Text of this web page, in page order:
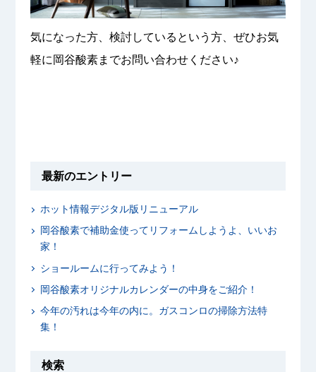
気になった方、検討しているという方、ぜひお気
軽に岡谷酸素までお問い合わせください♪
最新のエントリー
ホット情報デジタル版リニューアル
岡谷酸素で補助金使ってリフォームしようよ、いいお
家！
ショールームに行ってみよう！
岡谷酸素オリジナルカレンダーの中身をご紹介！
今年の汚れは今年の内に。ガスコンロの掃除方法特
集！
検索